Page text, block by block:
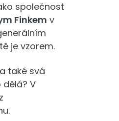
společnost
Finkem v
je vzorem.
také svá
V